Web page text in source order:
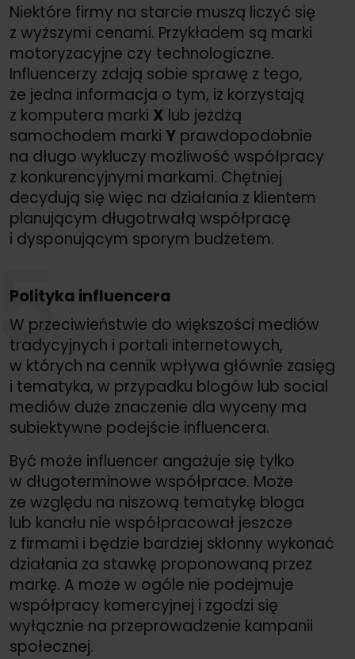
Niektóre firmy na starcie muszą liczyć się
z wyższymi cenami. Przykładem są marki
motoryzacyjne czy technologiczne.
Influencerzy zdają sobie sprawę z tego,
że jedna informacja o tym, iż korzystają
z komputera marki X lub jeżdżą
samochodem marki Y prawdopodobnie
na długo wykluczy możliwość współpracy
z konkurencyjnymi markami. Chętniej
decydują się więc na działania z klientem
planującym długotrwałą współpracę
i dysponującym sporym budżetem.
Polityka influencera
W przeciwieństwie do większości mediów
tradycyjnych i portali internetowych,
w których na cennik wpływa głównie zasięg
i tematyka, w przypadku blogów lub social
mediów duże znaczenie dla wyceny ma
subiektywne podejście influencera.
Być może influencer angażuje się tylko
w długoterminowe współprace. Może
ze względu na niszową tematykę bloga
lub kanału nie współpracował jeszcze
z firmami i będzie bardziej skłonny wykonać
działania za stawkę proponowaną przez
markę. A może w ogóle nie podejmuje
współpracy komercyjnej i zgodzi się
wyłącznie na przeprowadzenie kampanii
społecznej.